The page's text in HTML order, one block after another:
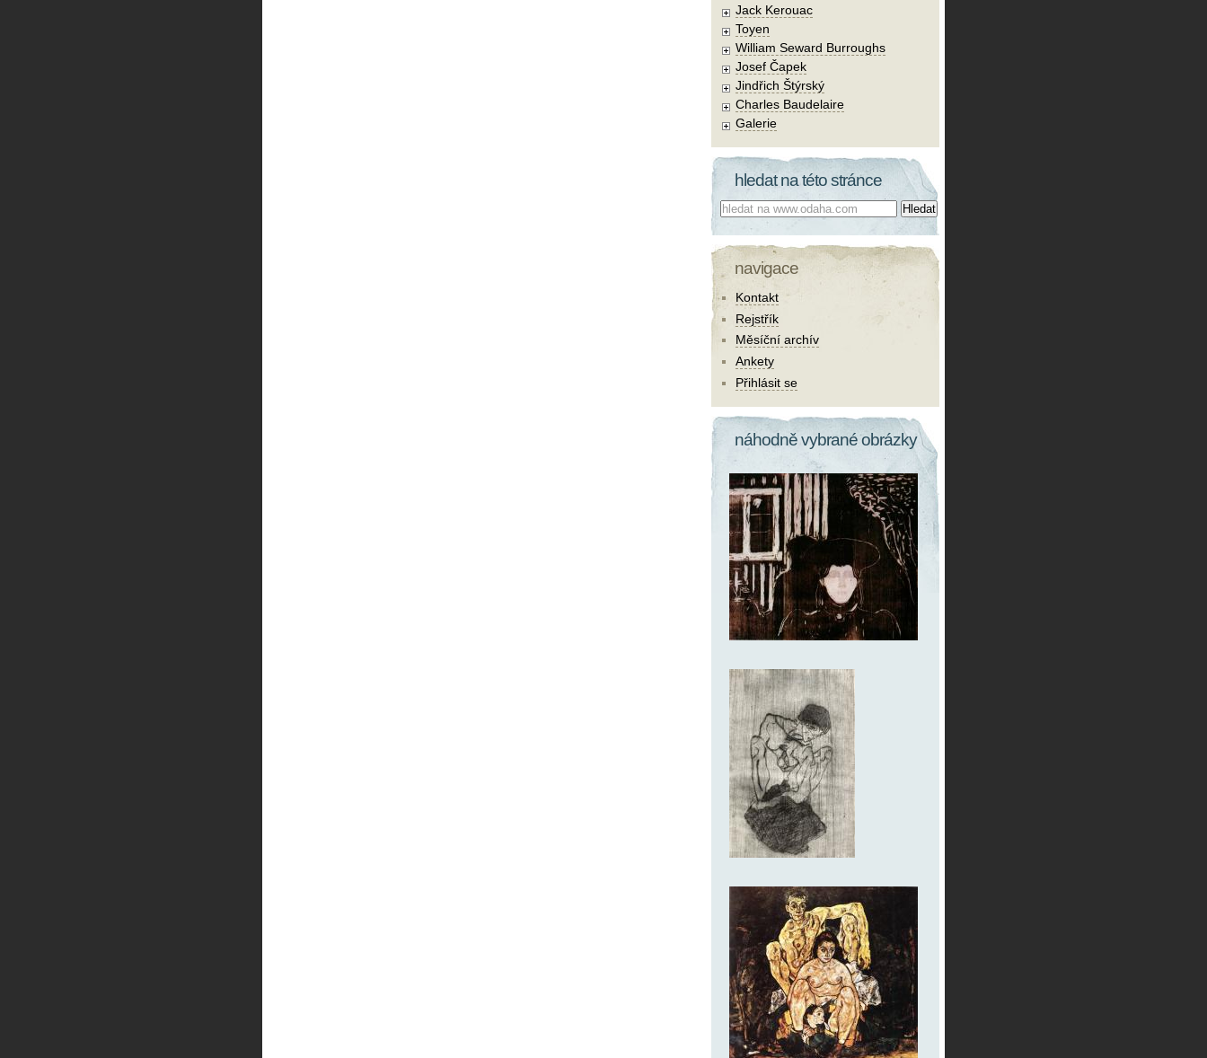
Jack Kerouac
Toyen
William Seward Burroughs
Josef Čapek
Jindřich Štýrský
Charles Baudelaire
Galerie
hledat na této stránce
Co hledat:
navigace
Kontakt
Rejstřík
Měsíční archív
Ankety
Přihlásit se
náhodně vybrané obrázky